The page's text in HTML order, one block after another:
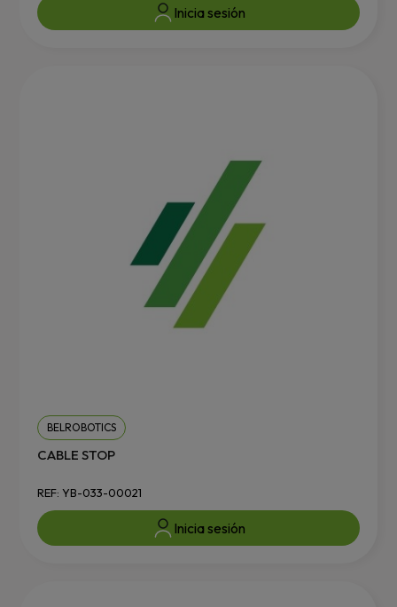
Inicia sesión
BELROBOTICS
CABLE STOP
REF: YB-033-00021
Inicia sesión